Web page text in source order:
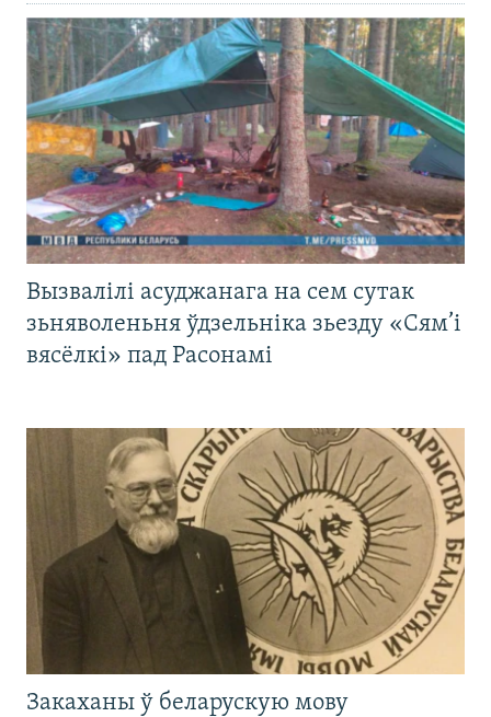
Вызвалілі асуджанага на сем сутак
зьняволеньня ўдзельніка зьезду «Сям’і
вясёлкі» пад Расонамі
Закаханы ў беларускую мову